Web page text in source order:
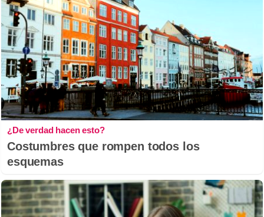
¿De verdad hacen esto?
Costumbres que rompen todos los
esquemas